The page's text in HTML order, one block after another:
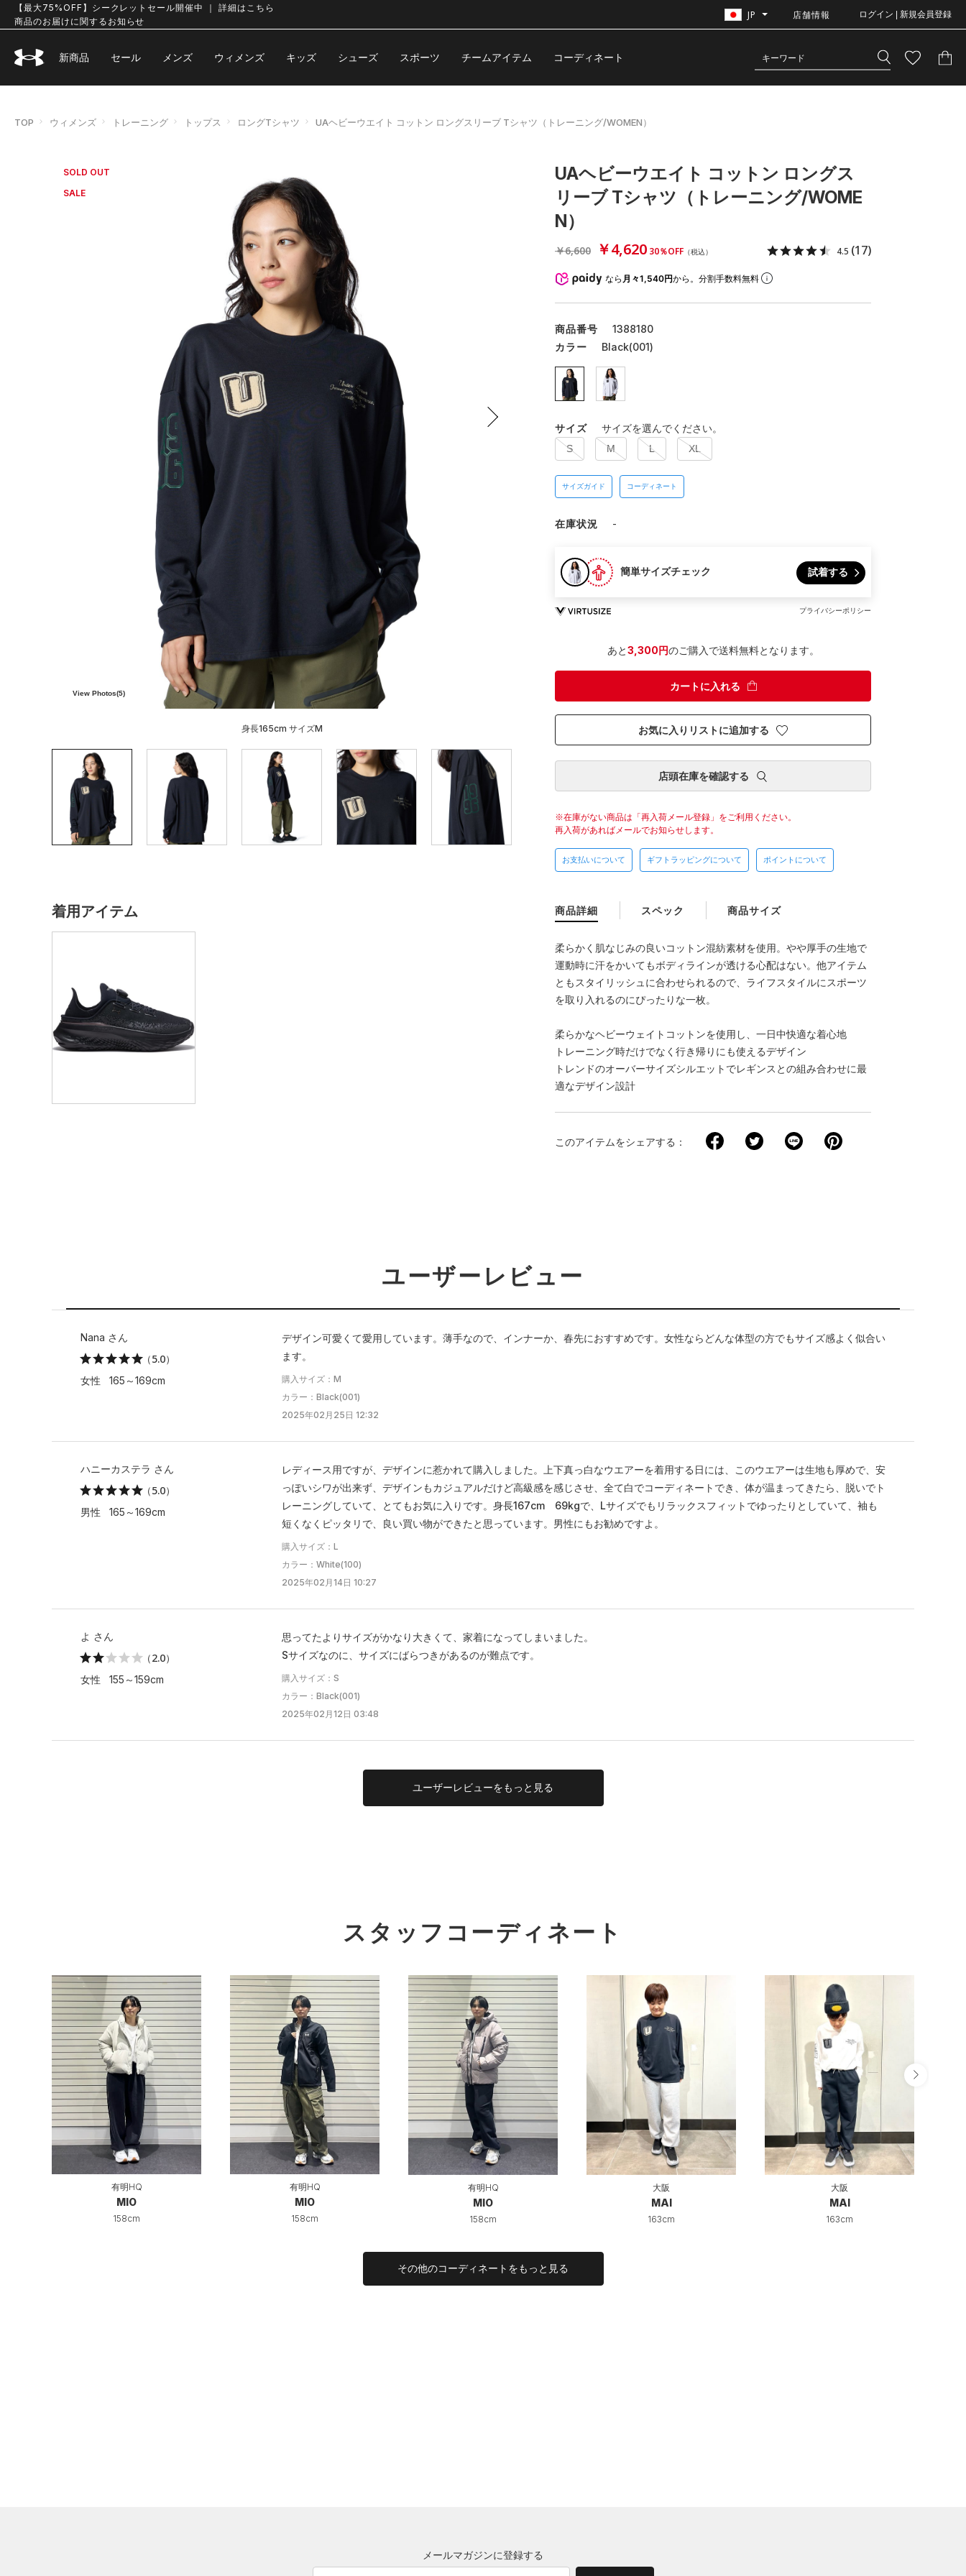
【最大75%OFF】シークレットセール開催中 ｜ 詳細はこちら
商品のお届けに関するお知らせ
JP 店舗情報 ログイン | 新規会員登録
新商品 セール メンズ ウィメンズ キッズ シューズ スポーツ チームアイテム コーディネート
TOP ウィメンズ トレーニング トップス ロングTシャツ UAヘビーウエイト コットン ロングスリーブ Tシャツ（トレーニング/WOMEN）
SOLD OUT
SALE
View Photos(5)
身長165cm サイズM
着用アイテム
UAヘビーウエイト コットン ロングス
リーブ Tシャツ（トレーニング/WOME
N）
￥6,600 ￥4,620 30％OFF （税込） 4.5 (17)
なら 月々1,540円から。分割手数料無料
商品番号
1388180
カラー
Black(001)
サイズ サイズを選んでください。
S M L XL
サイズガイド コーディネート
在庫状況 -
簡単サイズチェック 試着する
プライバシーポリシー
あと3,300円のご購入で送料無料となります。
カートに入れる
お気に入りリストに追加する
店頭在庫を確認する
在庫がない商品は「再入荷メール登録」をご利用ください。
再入荷があればメールでお知らせします。
お支払いについて ギフトラッピングについて ポイントについて
商品詳細
柔らかく肌なじみの良いコットン混紡素材を使用。やや厚手の生地で
運動時に汗をかいてもボディラインが透ける心配はない。他アイテム
ともスタイリッシュに合わせられるので、ライフスタイルにスポーツ
を取り入れるのにぴったりな一枚。
柔らかなヘビーウェイトコットンを使用し、一日中快適な着心地
トレーニング時だけでなく行き帰りにも使えるデザイン
トレンドのオーバーサイズシルエットでレギンスとの組み合わせに最
適なデザイン設計
スペック 商品サイズ
このアイテムをシェアする
ユーザーレビュー
Nana さん
（5.0）
女性 165～169cm
デザイン可愛くて愛用しています。薄手なので、インナーか、春先におすすめです。女性ならどんな体型の方でもサイズ感よく似合い
ます。
購入サイズ：M
カラー：Black(001)
2025年02月25日 12:32
ハニーカステラ さん
（5.0）
男性 165～169cm
レディース用ですが、デザインに惹かれて購入しました。上下真っ白なウエアーを着用する日には、このウエアーは生地も厚めで、安
っぽいシワが出来ず、デザインもカジュアルだけど高級感を感じさせ、全て白でコーディネートでき、体が温まってきたら、脱いでト
レーニングしていて、とてもお気に入りです。身長167cm 69kgで、Lサイズでもリラックスフィットでゆったりとしていて、袖も
短くなくピッタリで、良い買い物ができたと思っています。男性にもお勧めですよ。
購入サイズ：L
カラー：White(100)
2025年02月14日 10:27
よ さん
（2.0）
女性 155～159cm
思ってたよりサイズがかなり大きくて、家着になってしまいました。
Sサイズなのに、サイズにばらつきがあるのが難点です。
購入サイズ：S
カラー：Black(001)
2025年02月12日 03:48
ユーザーレビューをもっと見る
スタッフコーディネート
有明HQ
MIO
158cm
有明HQ
MIO
158cm
有明HQ
MIO
158cm
大阪
MAI
163cm
大阪
MAI
163cm
その他のコーディネートをもっと見る
メールマガジンに登録する